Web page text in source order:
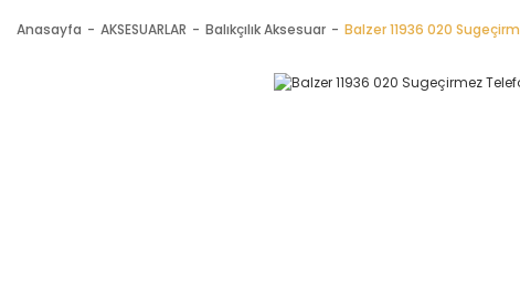
Anasayfa AKSESUARLAR Balıkçılık Aksesuar Balzer 11936 020